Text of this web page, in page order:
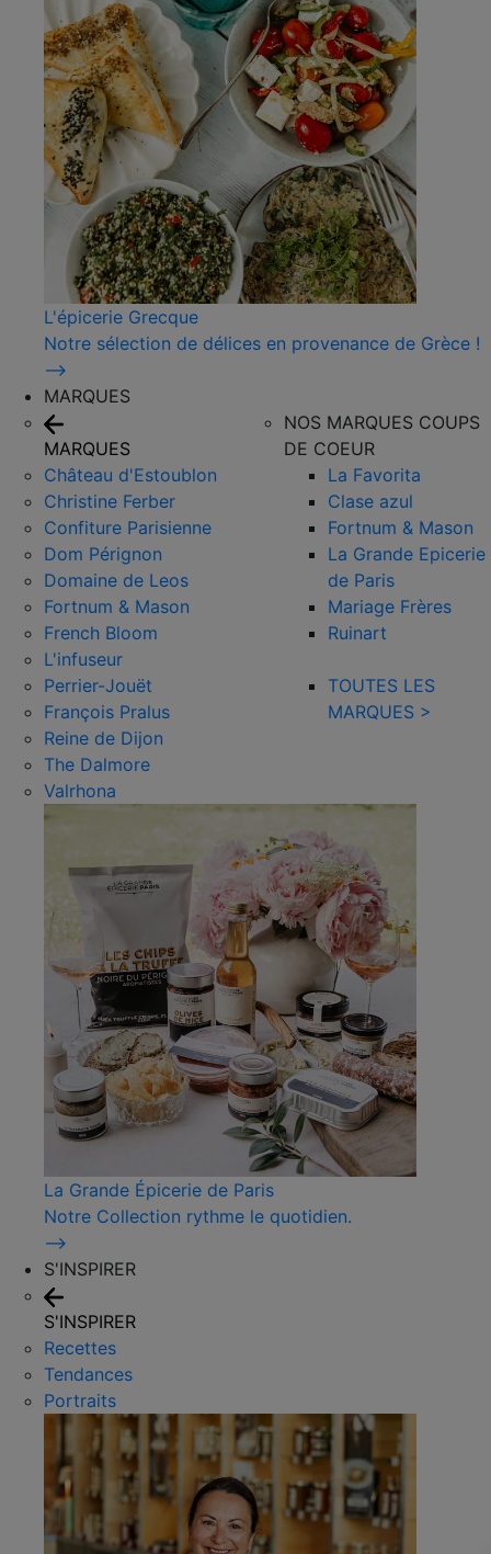
L'épicerie Grecque
Notre sélection de délices en provenance de Grèce !
⟶
MARQUES
MARQUES
Château d'Estoublon
Christine Ferber
Confiture Parisienne
Dom Pérignon
Domaine de Leos
Fortnum & Mason
French Bloom
L'infuseur
Perrier-Jouët
François Pralus
Reine de Dijon
The Dalmore
Valrhona
NOS MARQUES COUPS
DE COEUR
La Favorita
Clase azul
Fortnum & Mason
La Grande Epicerie
de Paris
Mariage Frères
Ruinart
TOUTES LES
MARQUES >
La Grande Épicerie de Paris
Notre Collection rythme le quotidien.
⟶
S'INSPIRER
S'INSPIRER
Recettes
Tendances
Portraits